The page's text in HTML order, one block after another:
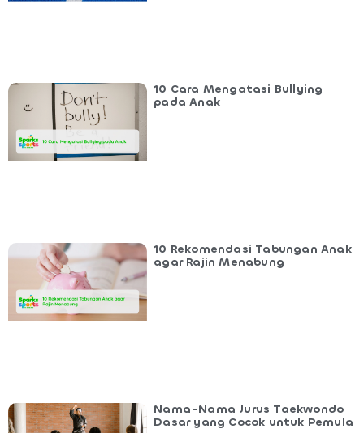
10 Cara Mengatasi Bullying
pada Anak
10 Rekomendasi Tabungan Anak
agar Rajin Menabung
Nama-Nama Jurus Taekwondo
Dasar yang Cocok untuk Pemula